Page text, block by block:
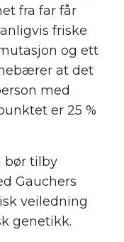
fra far får
friske
og ett
at det
med
er 25 %
bør tilby
Gauchers
veiledning
genetikk.